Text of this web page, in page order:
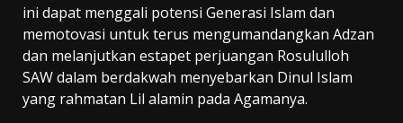
ini dapat menggali potensi Generasi Islam dan
memotovasi untuk terus mengumandangkan Adzan
dan melanjutkan estapet perjuangan Rosululloh
SAW dalam berdakwah menyebarkan Dinul Islam
yang rahmatan Lil alamin pada Agamanya.